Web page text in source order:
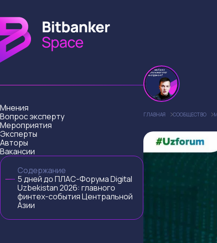
Мнения
Вопрос эксперту
Мероприятия
Эксперты
Авторы
Вакансии
Содержание
5 дней до ПЛАС-Форума Digital
Uzbekistan 2026: главного
финтех-события Центральной
Азии
ГЛАВНАЯ СООБЩЕСТВО